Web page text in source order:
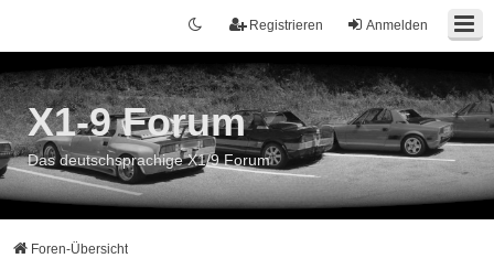
Anmelden
Registrieren
X1-9 Forum
Das deutschsprachige X1/9 Forum
Foren-Übersicht